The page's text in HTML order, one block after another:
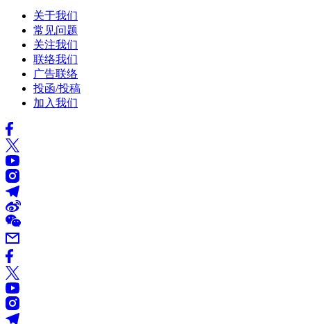
关于我们
常见问题
关注我们
联络我们
广告联络
投函/投稿
加入我们